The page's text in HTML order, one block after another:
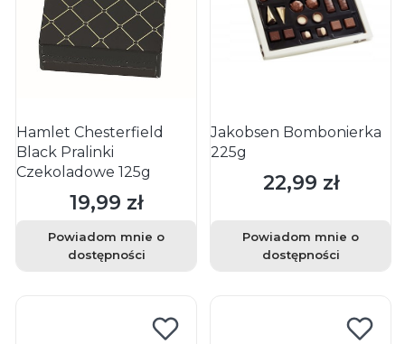
Hamlet Chesterfield
Black Pralinki
Czekoladowe 125g
Cena
19,99 zł
Powiadom mnie o
dostępności
Jakobsen Bombonierka
225g
Cena
22,99 zł
Powiadom mnie o
dostępności